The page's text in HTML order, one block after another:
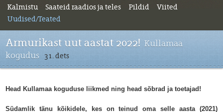
Kalmistu
Saateid raadios ja teles Pildid
Viited
Uudised/Teated
Armurikast uut aastat 2022! Kullamaa
kogudus
31. dets
Head Kullamaa koguduse liikmed ning head sõbrad ja toetajad!
Südamlik tänu kõikidele, kes on teinud oma selle aasta (2021)